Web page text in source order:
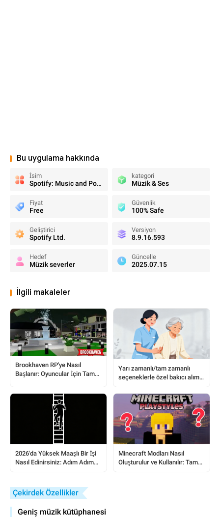
Bu uygulama hakkında
İsim
Spotify: Music and Podcasts
kategori
Müzik & Ses
Fiyat
Free
Güvenlik
100% Safe
Geliştirici
Spotify Ltd.
Versiyon
8.9.16.593
Hedef
Müzik severler
Güncelle
2025.07.15
İlgili makaleler
Brookhaven RP'ye Nasıl
Başlanır: Oyuncular İçin Tam
Yarı zamanlı/tam zamanlı
seçeneklerle özel bakıcı alımı;
2026'da Yüksek Maaşlı Bir İşi
Nasıl Edinirsiniz: Adım Adım
Minecraft Modları Nasıl
Oluşturulur ve Kullanılır: Tam
Çekirdek Özellikler
Geniş müzik kütüphanesi